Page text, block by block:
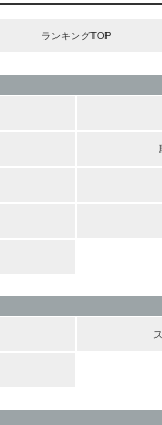
ランキングTOP